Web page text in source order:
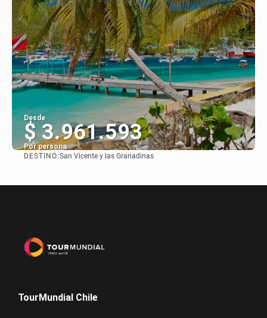
Desde
$ 3.961.593
Por persona
DESTINO:San Vicente y las Granadinas
TourMundial Chile